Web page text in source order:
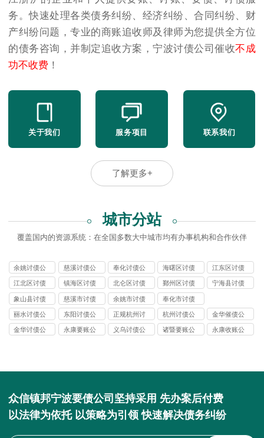
务。快速处理各类债务纠纷、经济纠纷、合同纠纷、财
产纠纷问题，专业的商账追收师及律师为您提供全方位
的债务咨询，并制定追收方案，宁波讨债公司催收不成
功不收费 ！
关于我们 服务项目 联系我们
了解更多+
城市分站
覆盖国内的资源系统：在全国多数大中城市均有办事机构和合作伙伴
余姚讨债公
司
慈溪讨债公
司
奉化讨债公
司
海曙区讨债
公司
江东区讨债
公司
江北区讨债
公司
镇海区讨债
公司
北仑区讨债
公司
鄞州区讨债
公司
宁海县讨债
象山县讨债
公司
慈溪市讨债
公司
余姚市讨债
公司
奉化市讨债
公司
丽水讨债公
司
东阳讨债公
司
正规杭州讨
债公司
杭州讨债公
司
金华催债公
司
金华讨债公
永康要账公
义乌讨债公
诸暨要账公
永康收账公
众信镇邦宁波要债公司坚持采用 先办案后付费
以法律为依托 以策略为引领 快速解决债务纠纷